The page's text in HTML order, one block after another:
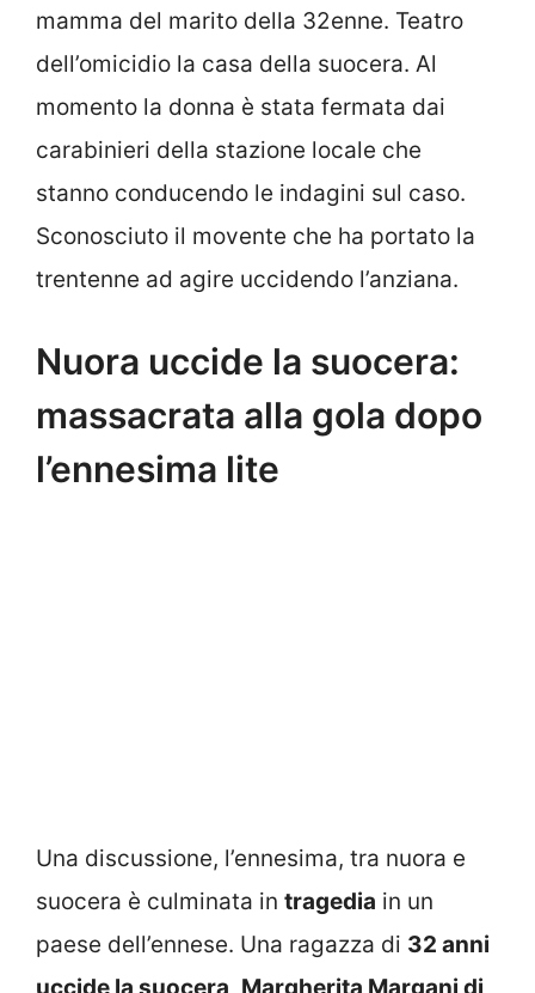
mamma del marito della 32enne. Teatro
dell’omicidio la casa della suocera. Al
momento la donna è stata fermata dai
carabinieri della stazione locale che
stanno conducendo le indagini sul caso.
Sconosciuto il movente che ha portato la
trentenne ad agire uccidendo l’anziana.
Nuora uccide la suocera:
massacrata alla gola dopo
l’ennesima lite
Una discussione, l’ennesima, tra nuora e
suocera è culminata in tragedia in un
paese dell’ennese. Una ragazza di 32 anni